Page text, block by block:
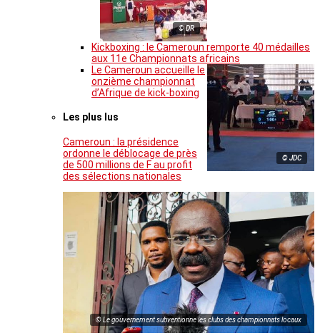
© DR
Kickboxing : le Cameroun remporte 40 médailles
aux 11e Championnats africains
© JDC
Le Cameroun accueille le
onzième championnat
d’Afrique de kick-boxing
Les plus lus
Cameroun : la présidence
ordonne le déblocage de près
de 500 millions de F au profit
des sélections nationales
© Le gouvernement subventionne les clubs des championnats locaux